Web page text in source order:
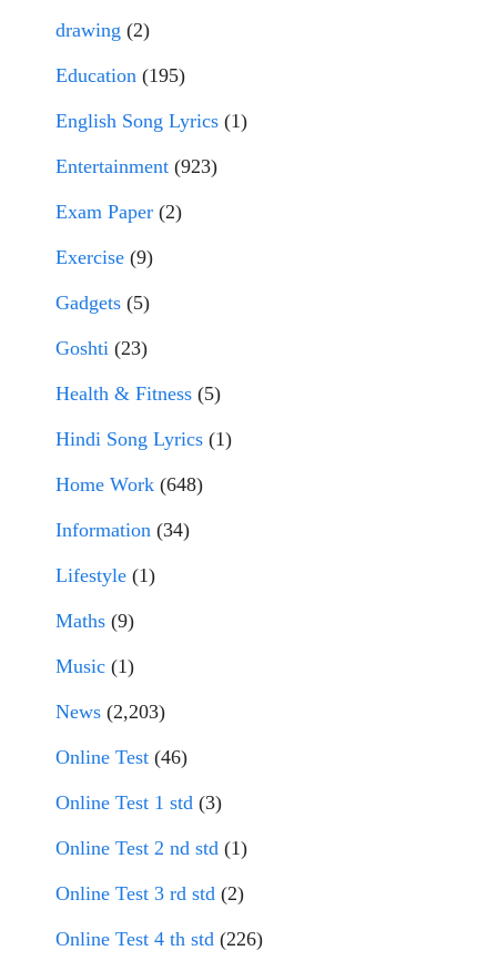
drawing (2)
Education (195)
English Song Lyrics (1)
Entertainment (923)
Exam Paper (2)
Exercise (9)
Gadgets (5)
Goshti (23)
Health & Fitness (5)
Hindi Song Lyrics (1)
Home Work (648)
Information (34)
Lifestyle (1)
Maths (9)
Music (1)
News (2,203)
Online Test (46)
Online Test 1 std (3)
Online Test 2 nd std (1)
Online Test 3 rd std (2)
Online Test 4 th std (226)